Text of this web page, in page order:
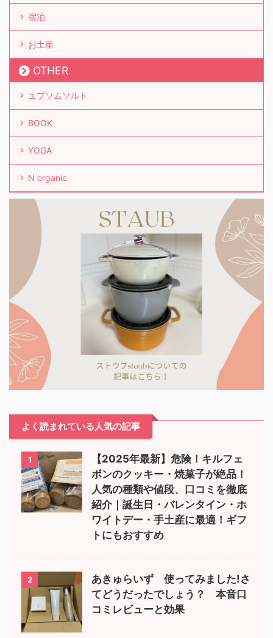
宿泊
お土産
OTHER
エプソムソルト
BOOK
YOGA
N organic
よく読まれている人気の記事
1
【2025年最新】危険！キルフェ
ボンのクッキー・焼菓子が絶品！
人気の種類や値段、口コミを徹底
紹介｜誕生日・バレンタイン・ホ
ワイトデー・手土産に最適！ギフ
トにもおすすめ
2
あきゅらいず 使ってみました!さ
てどうだったでしょう？ 本音口
コミレビューと効果